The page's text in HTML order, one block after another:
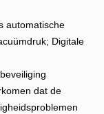
automatische
Digitale
dat de